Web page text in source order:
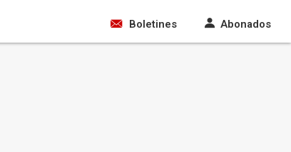
Boletines Abonados